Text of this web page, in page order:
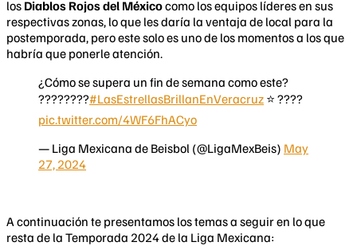
los Diablos Rojos del Méxicocomo los equipos líderes en sus
respectivas zonas, lo que les daría la ventaja de local para la
postemporada, pero este solo es uno de los momentos a los que
habría que ponerle atención.
¿Cómo se supera un fin de semana como este?
????‍????#LasEstrellasBrillanEnVeracruz ⭐️ ????
pic.twitter.com/4WF6FhACyo
— Liga Mexicana de Beisbol (@LigaMexBeis) May
27, 2024
A continuación te presentamos los temas a seguir en lo que
resta de la Temporada 2024 de la Liga Mexicana: